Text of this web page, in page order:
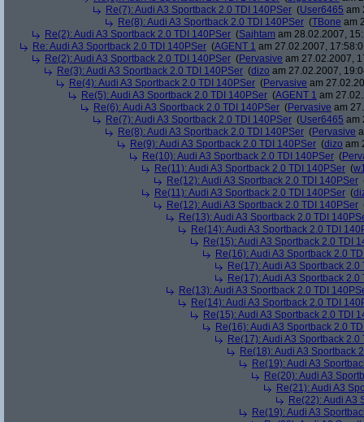
Re(7): Audi A3 Sportback 2.0 TDI 140PSer (User6465 am
Re(8): Audi A3 Sportback 2.0 TDI 140PSer (TBone am
Re(2): Audi A3 Sportback 2.0 TDI 140PSer (Sajhtam am 28.02.2007,
Re: Audi A3 Sportback 2.0 TDI 140PSer (AGENT 1 am 27.02.2007,
Re(2): Audi A3 Sportback 2.0 TDI 140PSer (Pervasive am 27.02.2007,
Re(3): Audi A3 Sportback 2.0 TDI 140PSer (dizo am 27.02.2007,
Re(4): Audi A3 Sportback 2.0 TDI 140PSer (Pervasive am
Re(5): Audi A3 Sportback 2.0 TDI 140PSer (AGENT 1 am
Re(6): Audi A3 Sportback 2.0 TDI 140PSer (Pervasive am
Re(7): Audi A3 Sportback 2.0 TDI 140PSer (User6465 am
Re(8): Audi A3 Sportback 2.0 TDI 140PSer (Pervasive
Re(9): Audi A3 Sportback 2.0 TDI 140PSer (dizo am
Re(10): Audi A3 Sportback 2.0 TDI 140PSer (
Re(11): Audi A3 Sportback 2.0 TDI 140PSer (
Re(12): Audi A3 Sportback 2.0 TDI 140PSer
Re(11): Audi A3 Sportback 2.0 TDI 140PSer (
Re(12): Audi A3 Sportback 2.0 TDI 140PSer
Re(13): Audi A3 Sportback 2.0 TDI
Re(14): Audi A3 Sportback 2.0 TDI
Re(15): Audi A3 Sportback 2.0 TDI
Re(16): Audi A3 Sportback 2.0
Re(17): Audi A3 Sportback 2.0
Re(17): Audi A3 Sportback 2.0
Re(13): Audi A3 Sportback 2.0 TDI
Re(14): Audi A3 Sportback 2.0 TDI
Re(15): Audi A3 Sportback 2.0 TDI
Re(16): Audi A3 Sportback 2.0
Re(17): Audi A3 Sportback 2.0
Re(18): Audi A3 Sportback
Re(19): Audi A3
Re(20): Audi A3
Re(21): Audi A3
Re(22): Audi A3
Re(19): Audi A3